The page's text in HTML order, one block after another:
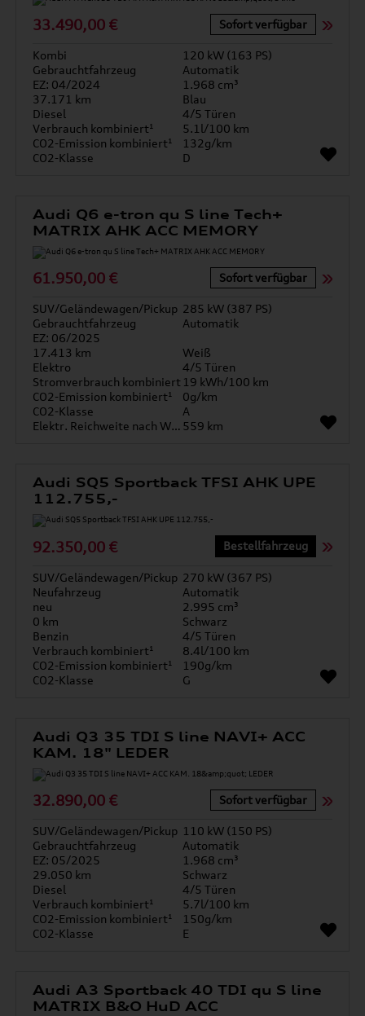
33.490,00 € Sofort verfügbar
Kombi
120 kW (163 PS)
Gebrauchtfahrzeug
Automatik
EZ: 04/2024
1.968 cm³
37.171 km
Blau
Diesel
4/5 Türen
Verbrauch kombiniert¹
5.1l/100 km
CO2-Emission kombiniert¹
132g/km
CO2-Klasse
D
Audi Q6 e-tron qu S line Tech+
MATRIX AHK ACC MEMORY
61.950,00 € Sofort verfügbar
SUV/Geländewagen/Pickup 285 kW (387 PS)
Gebrauchtfahrzeug
Automatik
EZ: 06/2025
17.413 km
Weiß
Elektro
4/5 Türen
Stromverbrauch kombiniert 19 kWh/100 km
CO2-Emission kombiniert¹
0g/km
CO2-Klasse
A
Elektr. Reichweite nach WLTP* 559 km
Audi SQ5 Sportback TFSI AHK UPE
112.755,-
92.350,00 € Bestellfahrzeug
SUV/Geländewagen/Pickup 270 kW (367 PS)
Neufahrzeug
Automatik
neu
2.995 cm³
0 km
Schwarz
Benzin
4/5 Türen
Verbrauch kombiniert¹
8.4l/100 km
CO2-Emission kombiniert¹
190g/km
CO2-Klasse
G
Audi Q3 35 TDI S line NAVI+ ACC
KAM. 18" LEDER
32.890,00 € Sofort verfügbar
SUV/Geländewagen/Pickup 110 kW (150 PS)
Gebrauchtfahrzeug
Automatik
EZ: 05/2025
1.968 cm³
29.050 km
Schwarz
Diesel
4/5 Türen
Verbrauch kombiniert¹
5.7l/100 km
CO2-Emission kombiniert¹
150g/km
CO2-Klasse
E
Audi A3 Sportback 40 TDI qu S line
MATRIX B&O HuD ACC